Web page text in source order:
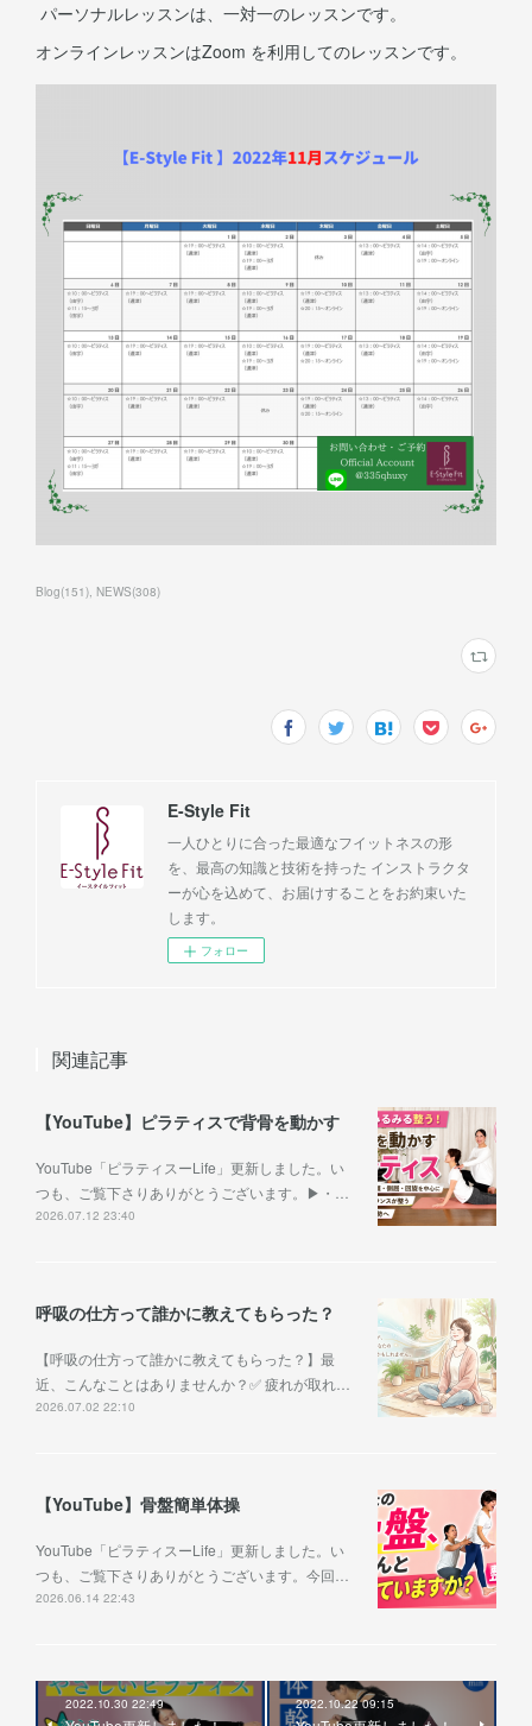
パーソナルレッスンは、一対一のレッスンです。
オンラインレッスンはZoom を利用してのレッスンです。
Blog(151) NEWS(308)
E-Style Fit
一人ひとりに合った最適なフイットネスの形
を、最高の知識と技術を持った インストラクタ
ーが心を込めて、お届けすることをお約束いた
します。
フォロー
関連記事
【YouTube】ピラティスで背骨を動かす
YouTube「ピラティスーLife」更新しました。い
つも、ご覧下さりありがとうございます。▶︎・…
2026.07.12 23:40
呼吸の仕方って誰かに教えてもらった？
【呼吸の仕方って誰かに教えてもらった？】最
近、こんなことはありませんか？✅ 疲れが取れ…
2026.07.02 22:10
【YouTube】骨盤簡単体操
YouTube「ピラティスーLife」更新しました。い
つも、ご覧下さりありがとうございます。今回…
2026.06.14 22:43
2022.10.30 22:49 2022.10.22 09:15